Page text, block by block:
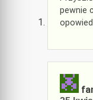
pewnie